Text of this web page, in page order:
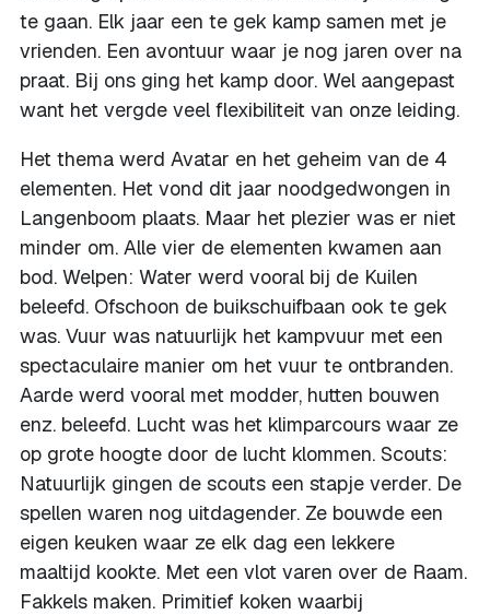
te gaan. Elk jaar een te gek kamp samen met je
vrienden. Een avontuur waar je nog jaren over na
praat. Bij ons ging het kamp door. Wel aangepast
want het vergde veel flexibiliteit van onze leiding.
Het thema werd Avatar en het geheim van de 4
elementen. Het vond dit jaar noodgedwongen in
Langenboom plaats. Maar het plezier was er niet
minder om. Alle vier de elementen kwamen aan
bod. Welpen: Water werd vooral bij de Kuilen
beleefd. Ofschoon de buikschuifbaan ook te gek
was. Vuur was natuurlijk het kampvuur met een
spectaculaire manier om het vuur te ontbranden.
Aarde werd vooral met modder, hutten bouwen
enz. beleefd. Lucht was het klimparcours waar ze
op grote hoogte door de lucht klommen. Scouts:
Natuurlijk gingen de scouts een stapje verder. De
spellen waren nog uitdagender. Ze bouwde een
eigen keuken waar ze elk dag een lekkere
maaltijd kookte. Met een vlot varen over de Raam.
Fakkels maken. Primitief koken waarbij